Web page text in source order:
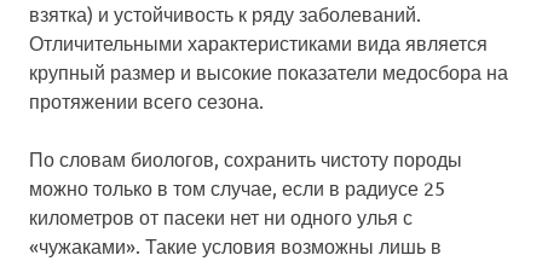
взятка) и устойчивость к ряду заболеваний.
Отличительными характеристиками вида является
крупный размер и высокие показатели медосбора на
протяжении всего сезона.
По словам биологов, сохранить чистоту породы
можно только в том случае, если в радиусе 25
километров от пасеки нет ни одного улья с
«чужаками». Такие условия возможны лишь в